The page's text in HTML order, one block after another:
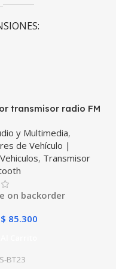
transmisor radio FM
Vehículos Camiones
2USB + 1Tipo C
BT23
y Multimedia,
de Vehículo |
Vehiculos, Transmisor
on backorder
$ 85.300
BT23